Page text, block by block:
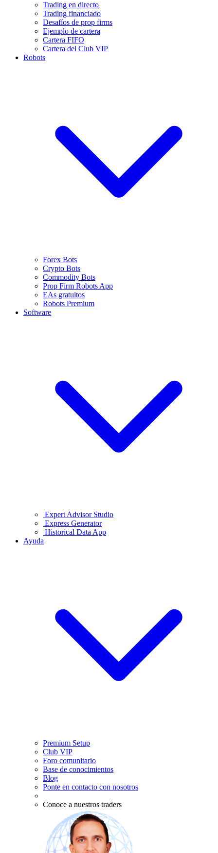
Trading en directo
Trading financiado
Desafíos de prop firms
Ejemplo de cartera
Cartera FIFO
Cartera del Club VIP
Robots
Forex Bots
Crypto Bots
Commodity Bots
Prop Firm Robots App
EAs gratuitos
Robots Premium
Software
Expert Advisor Studio
Express Generator
Historical Data App
Ayuda
Premium Setup
Club VIP
Foro comunitario
Base de conocimientos
Blog
Ponte en contacto con nosotros
Conoce a nuestros traders